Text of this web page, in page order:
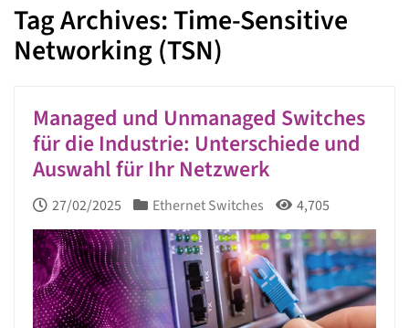
Tag Archives: Time-Sensitive
Networking (TSN)
Managed und Unmanaged Switches
für die Industrie: Unterschiede und
Auswahl für Ihr Netzwerk
27/02/2025 Ethernet Switches 4,705